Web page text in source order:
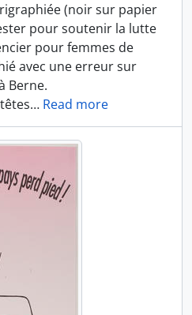
(noir sur papier
pour soutenir la lutte
pour femmes de
avec une erreur sur
Berne.
… Read more